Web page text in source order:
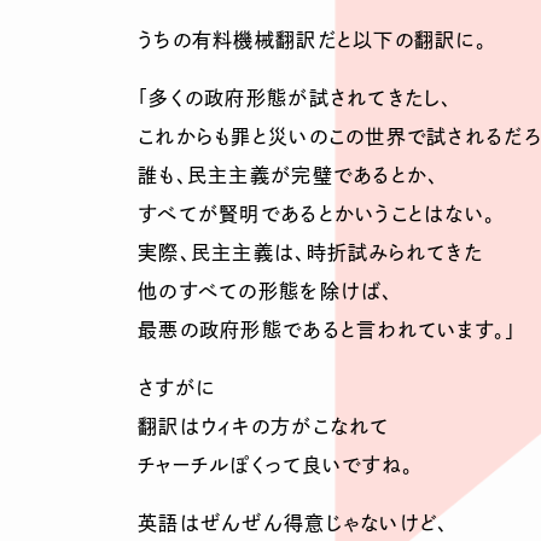
うちの有料機械翻訳だと以下の翻訳に。
「多くの政府形態が試されてきたし、
これからも罪と災いのこの世界で試されるだろ
誰も、民主主義が完璧であるとか、
すべてが賢明であるとかいうことはない。
実際、民主主義は、時折試みられてきた
他のすべての形態を除けば、
最悪の政府形態であると言われています。」
さすがに
翻訳はウィキの方がこなれて
チャーチルぽくって良いですね。
英語はぜんぜん得意じゃないけど、